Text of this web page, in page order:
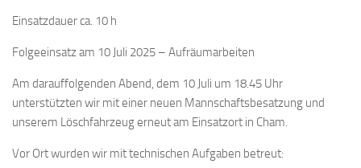
Einsatzdauer ca. 10 h
Folgeeinsatz am 10 Juli 2025 – Aufräumarbeiten
Am darauffolgenden Abend, dem 10 Juli um 18.45 Uhr
unterstützten wir mit einer neuen Mannschaftsbesatzung und
unserem Löschfahrzeug erneut am Einsatzort in Cham.
Vor Ort wurden wir mit technischen Aufgaben betreut: